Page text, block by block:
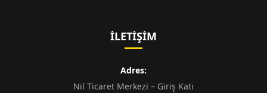
İLETIŞIM
Adres:
Nil Ticaret Merkezi – Giriş Katı